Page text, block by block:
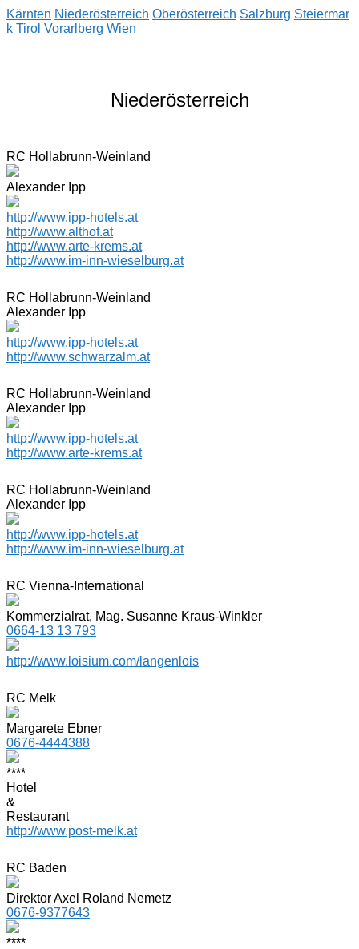
Kärnten Niederösterreich Oberösterreich Salzburg Steiermar
k Tirol Vorarlberg Wien
Niederösterreich
RC Hollabrunn-Weinland
Alexander Ipp
http://www.ipp-hotels.at
http://www.althof.at
http://www.arte-krems.at
http://www.im-inn-wieselburg.at
RC Hollabrunn-Weinland
Alexander Ipp
http://www.ipp-hotels.at
http://www.schwarzalm.at
RC Hollabrunn-Weinland
Alexander Ipp
http://www.ipp-hotels.at
http://www.arte-krems.at
RC Hollabrunn-Weinland
Alexander Ipp
http://www.ipp-hotels.at
http://www.im-inn-wieselburg.at
RC Vienna-International
Kommerzialrat, Mag. Susanne Kraus-Winkler
0664-13 13 793
http://www.loisium.com/langenlois
RC Melk
Margarete Ebner
0676-4444388
****
Hotel
&
Restaurant
http://www.post-melk.at
RC Baden
Direktor Axel Roland Nemetz
0676-9377643
****